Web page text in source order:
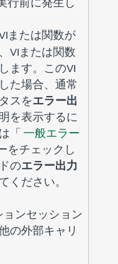
または関数が
VIまたは関数
ます。このVI
た場合、通常
スをエラー出
を表示するに
「一般エラー
をチェックし
のエラー出力
ください。
ンセッション
の外部キャリ